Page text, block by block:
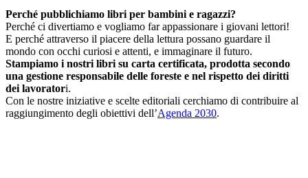
Perché pubblichiamo libri per bambini e ragazzi?
Perché ci divertiamo e vogliamo far appassionare i giovani lettori!
E perché attraverso il piacere della lettura possano guardare il
mondo con occhi curiosi e attenti, e immaginare il futuro.
Stampiamo i nostri libri su carta certificata, prodotta secondo
una gestione responsabile delle foreste e nel rispetto dei diritti
dei lavoratori.
Con le nostre iniziative e scelte editoriali cerchiamo di contribuire al
raggiungimento degli obiettivi dell’Agenda 2030.